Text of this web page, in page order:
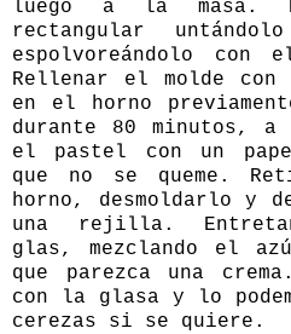
luego a la masa.
rectangular
espolvoreándolo con
Rellenar el molde
en el horno
durante 80 minutos, a
el pastel con un
que no se queme.
horno, desmoldarlo y
una rejilla.
glas, mezclando el
que parezca una
con la glasa y lo
cerezas si se quiere.